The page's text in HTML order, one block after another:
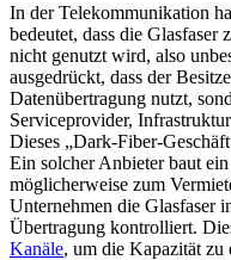
In der Telekommunikation
bedeutet, dass die Glasfaser
nicht genutzt wird, also
ausgedrückt, dass der
Datenübertragung nutzt,
Serviceprovider,
Dieses „Dark-Fiber-
Ein solcher Anbieter baut
möglicherweise zum
Unternehmen die Glasfaser
Übertragung kontrolliert.
Kanäle, um die Kapazität zu